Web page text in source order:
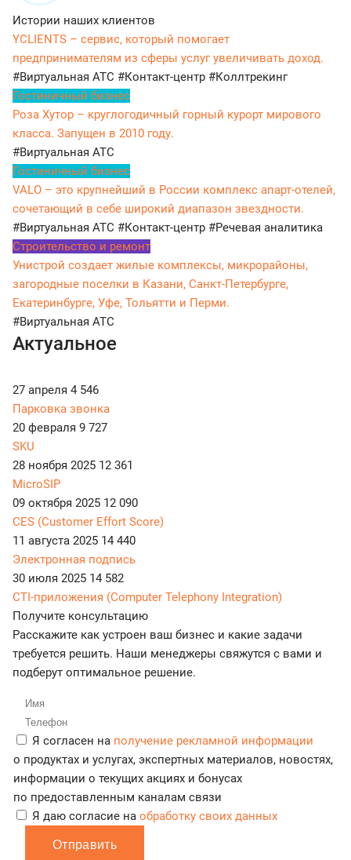
Истории наших клиентов
YCLIENTS – сервис, который помогает
предпринимателям из сферы услуг увеличивать доход.
#Виртуальная АТС #Контакт-центр #Коллтрекинг
Гостиничный бизнес
Роза Хутор – круглогодичный горный курорт мирового
класса. Запущен в 2010 году.
#Виртуальная АТС
Гостиничный бизнес
VALO – это крупнейший в России комплекс апарт-отелей,
сочетающий в себе широкий диапазон звездности.
#Виртуальная АТС #Контакт-центр #Речевая аналитика
Строительство и ремонт
Унистрой создает жилые комплексы, микрорайоны,
загородные поселки в Казани, Санкт-Петербурге,
Екатеринбурге, Уфе, Тольятти и Перми.
#Виртуальная АТС
Актуальное
27 апреля 4 546
Парковка звонка
20 февраля 9 727
SKU
28 ноября 2025 12 361
MicroSIP
09 октября 2025 12 090
CES (Customer Effort Score)
11 августа 2025 14 440
Электронная подпись
30 июля 2025 14 582
CTI-приложения (Computer Telephony Integration)
Получите консультацию
Расскажите как устроен ваш бизнес и какие задачи
требуется решить. Наши менеджеры свяжутся с вами и
подберут оптимальное решение.
Я согласен на получение рекламной информации
о продуктах и услугах, экспертных материалов, новостях,
информации о текущих акциях и бонусах
по предоставленным каналам связи
Я даю согласие на обработку своих данных
Отправить